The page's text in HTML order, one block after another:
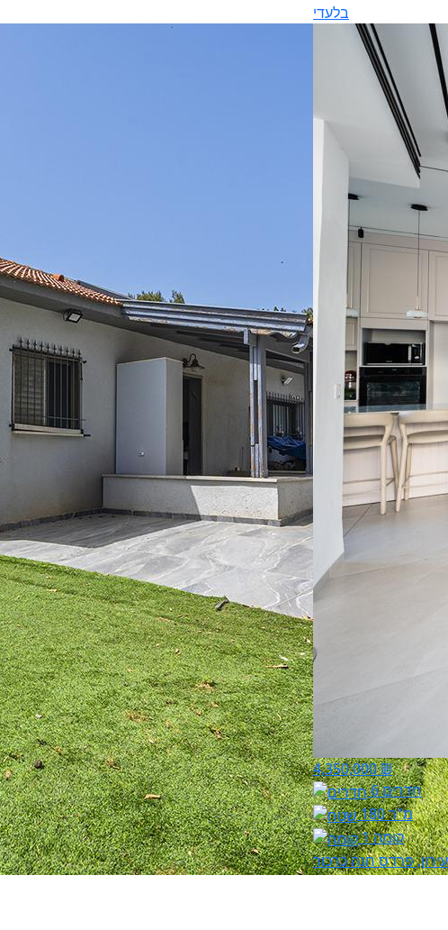
בלעדי
4,350,000 ₪
6 חדרים
180 מ"ר
קומה 1
פרדס חנה כרכור